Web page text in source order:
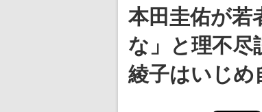
本田圭佑が若
な」と理不
綾子はいじめ